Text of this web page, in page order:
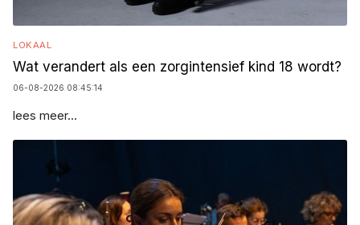
LOKAAL
Wat verandert als een zorgintensief kind 18 wordt?
06-08-2026 08:45:14
lees meer...